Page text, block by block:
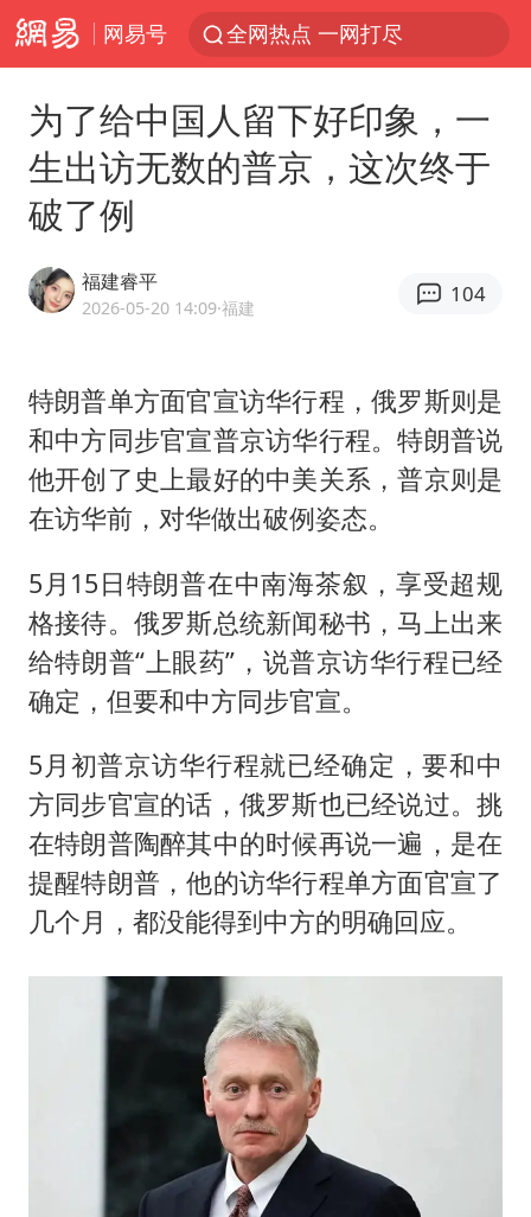
网易号 全网热点 一网打尽
为了给中国人留下好印象，一
生出访无数的普京，这次终于
破了例
福建睿平
2026-05-20 14:09·福建
104
特朗普单方面官宣访华行程，俄罗斯则是
和中方同步官宣普京访华行程。特朗普说
他开创了史上最好的中美关系，普京则是
在访华前，对华做出破例姿态。
5月15日特朗普在中南海茶叙，享受超规
格接待。俄罗斯总统新闻秘书，马上出来
给特朗普“上眼药”，说普京访华行程已经
确定，但要和中方同步官宣。
5月初普京访华行程就已经确定，要和中
方同步官宣的话，俄罗斯也已经说过。挑
在特朗普陶醉其中的时候再说一遍，是在
提醒特朗普，他的访华行程单方面官宣了
几个月，都没能得到中方的明确回应。